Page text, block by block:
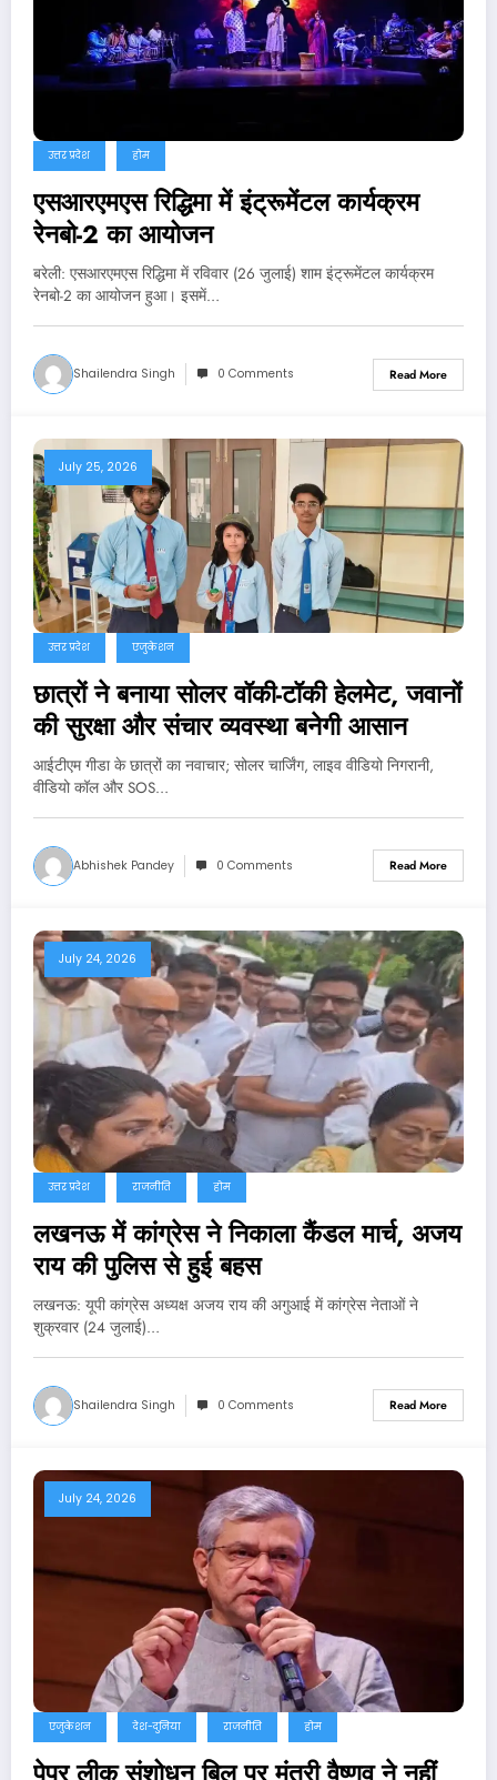
उत्तर प्रदेश होम
एसआरएमएस रिद्धिमा में इंट्रूमेंटल कार्यक्रम
रेनबो-2 का आयोजन
बरेली: एसआरएमएस रिद्धिमा में रविवार (26 जुलाई) शाम इंट्रूमेंटल कार्यक्रम
रेनबो-2 का आयोजन हुआ। इसमें…
Shailendra Singh 0 Comments Read More
July 25, 2026
उत्तर प्रदेश एजुकेशन
छात्रों ने बनाया सोलर वॉकी-टॉकी हेलमेट, जवानों
की सुरक्षा और संचार व्यवस्था बनेगी आसान
आईटीएम गीडा के छात्रों का नवाचार; सोलर चार्जिंग, लाइव वीडियो निगरानी,
वीडियो कॉल और SOS…
Abhishek Pandey 0 Comments Read More
July 24, 2026
उत्तर प्रदेश राजनीति होम
लखनऊ में कांग्रेस ने निकाला कैंडल मार्च, अजय
राय की पुलिस से हुई बहस
लखनऊ: यूपी कांग्रेस अध्यक्ष अजय राय की अगुआई में कांग्रेस नेताओं ने
शुक्रवार (24 जुलाई)…
Shailendra Singh 0 Comments Read More
July 24, 2026
एजुकेशन देश-दुनिया राजनीति होम